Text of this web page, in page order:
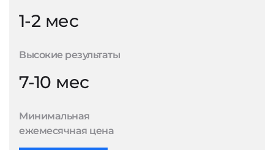
1-2 мес
Высокие результаты
7-10 мес
Минимальная
ежемесячная цена